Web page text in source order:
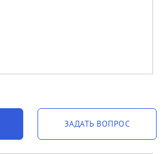
ЗАДАТЬ ВОПРОС